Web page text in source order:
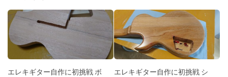
エレキギター自作に初挑戦 ボ
エレキギター自作に初挑戦 シ